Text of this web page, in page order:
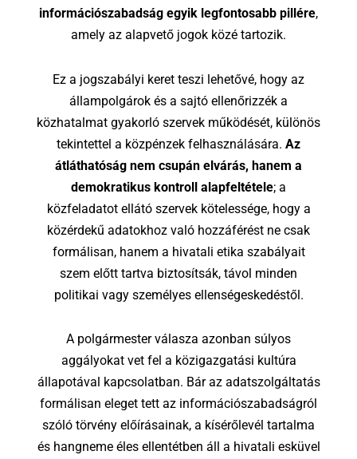
információszabadság egyik legfontosabb pillére,
amely az alapvető jogok közé tartozik.
Ez a jogszabályi keret teszi lehetővé, hogy az
állampolgárok és a sajtó ellenőrizzék a
közhatalmat gyakorló szervek működését, különös
tekintettel a közpénzek felhasználására. Az
átláthatóság nem csupán elvárás, hanem a
demokratikus kontroll alapfeltétele; a
közfeladatot ellátó szervek kötelessége, hogy a
közérdekű adatokhoz való hozzáférést ne csak
formálisan, hanem a hivatali etika szabályait
szem előtt tartva biztosítsák, távol minden
politikai vagy személyes ellenségeskedéstől.
A polgármester válasza azonban súlyos
aggályokat vet fel a közigazgatási kultúra
állapotával kapcsolatban. Bár az adatszolgáltatás
formálisan eleget tett az információszabadságról
szóló törvény előírásainak, a kísérőlevél tartalma
és hangneme éles ellentétben áll a hivatali esküvel